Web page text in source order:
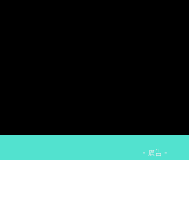
- 廣告 -